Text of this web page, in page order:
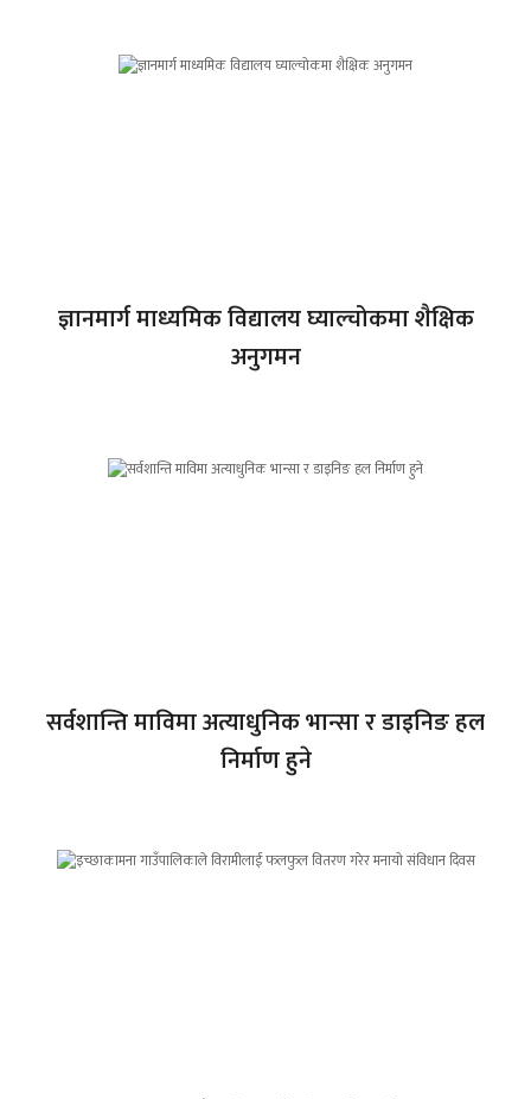
ज्ञानमार्ग माध्यमिक विद्यालय घ्याल्चोकमा शैक्षिक
अनुगमन
सर्वशान्ति माविमा अत्याधुनिक भान्सा र डाइनिङ हल
निर्माण हुने